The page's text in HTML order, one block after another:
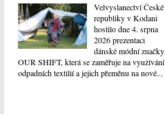
Velvyslanectví České
republiky v Kodani
hostilo dne 4. srpna
2026 prezentaci
dánské módní značky
OUR SHIFT, která se zaměřuje na využívání
odpadních textilií a jejich přeměnu na nové...